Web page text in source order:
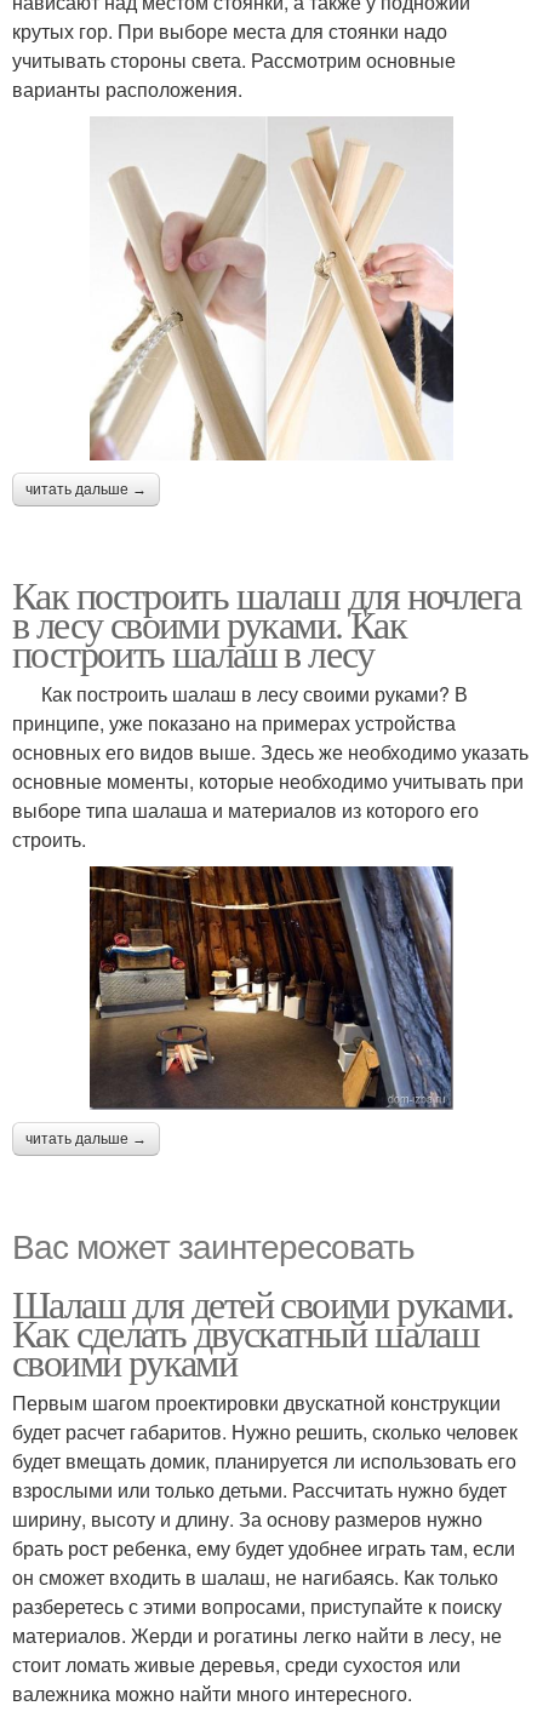
крутых гор. При выборе места для стоянки надо
учитывать стороны света. Рассмотрим основные
варианты расположения.
читать дальше →
Как построить шалаш для ночлега
в лесу своими руками. Как
построить шалаш в лесу
Как построить шалаш в лесу своими руками? В
принципе, уже показано на примерах устройства
основных его видов выше. Здесь же необходимо указать
основные моменты, которые необходимо учитывать при
выборе типа шалаша и материалов из которого его
строить.
читать дальше →
Вас может заинтересовать
Шалаш для детей своими руками.
Как сделать двускатный шалаш
своими руками
Первым шагом проектировки двускатной конструкции
будет расчет габаритов. Нужно решить, сколько человек
будет вмещать домик, планируется ли использовать его
взрослыми или только детьми. Рассчитать нужно будет
ширину, высоту и длину. За основу размеров нужно
брать рост ребенка, ему будет удобнее играть там, если
он сможет входить в шалаш, не нагибаясь. Как только
разберетесь с этими вопросами, приступайте к поиску
материалов. Жерди и рогатины легко найти в лесу, не
стоит ломать живые деревья, среди сухостоя или
валежника можно найти много интересного.